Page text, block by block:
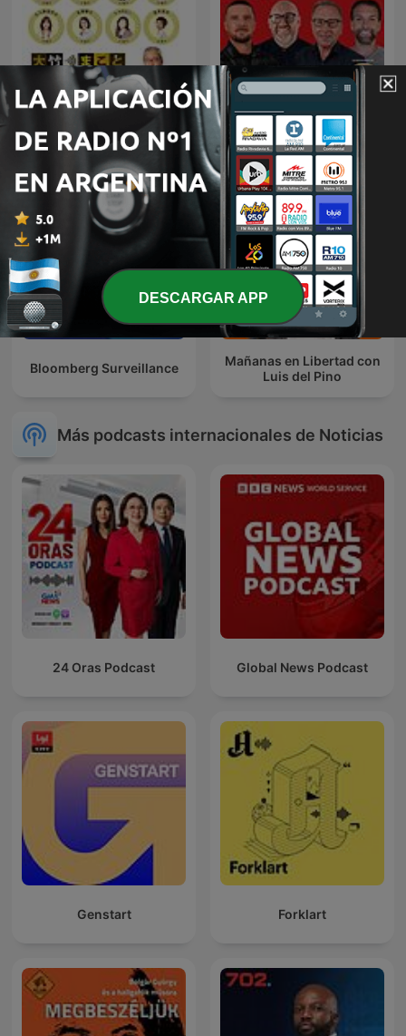
オープニング - 大竹まことゴ
ールデンラジオ！
The Go Radio Football
Show Podcast
Bloomberg Surveillance
Mañanas en Libertad con
Luis del Pino
Más podcasts internacionales de Noticias
24 Oras Podcast Global News Podcast
Genstart Forklart
DESCARGAR APP